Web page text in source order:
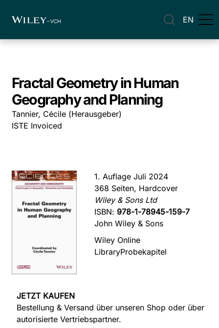
EN
Fractal Geometry in Human
Geography and Planning
Tannier, Cécile (Herausgeber)
ISTE Invoiced
1. Auflage Juli 2024
368 Seiten, Hardcover
Wiley & Sons Ltd
ISBN: 978-1-78945-159-7
John Wiley & Sons
Wiley Online
LibraryProbekapitel
JETZT KAUFEN
Bestellung & Versand über unseren Shop oder über
autorisierte Vertriebspartner.